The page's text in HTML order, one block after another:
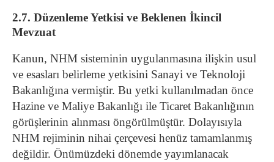
2.7. Düzenleme Yetkisi ve Beklenen İkincil
Mevzuat
Kanun, NHM sisteminin uygulanmasına ilişkin usul
ve esasları belirleme yetkisini Sanayi ve Teknoloji
Bakanlığına vermiştir. Bu yetki kullanılmadan önce
Hazine ve Maliye Bakanlığı ile Ticaret Bakanlığının
görüşlerinin alınması öngörülmüştür. Dolayısıyla
NHM rejiminin nihai çerçevesi henüz tamamlanmış
değildir. Önümüzdeki dönemde yayımlanacak